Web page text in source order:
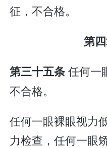
征，不合格。
第
第三十五条任何一
不合格。
任何一眼裸眼视力
力检查，任何一眼